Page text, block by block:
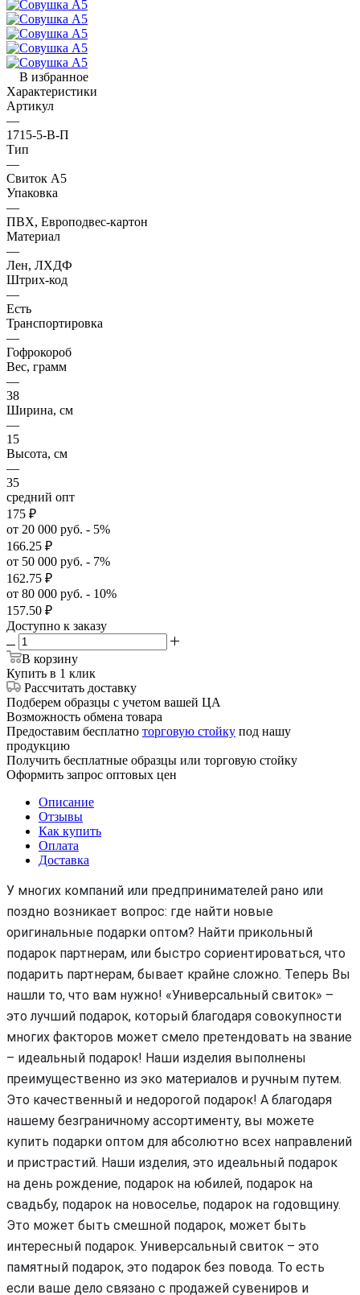
В избранное
Характеристики
Артикул
—
1715-5-В-П
Тип
—
Свиток А5
Упаковка
—
ПВХ, Европодвес-картон
Материал
—
Лен, ЛХДФ
Штрих-код
—
Есть
Транспортировка
—
Гофрокороб
Вес, грамм
—
38
Ширина, см
—
15
Высота, см
—
35
средний опт
175 ₽
от 20 000 руб. - 5%
166.25 ₽
от 50 000 руб. - 7%
162.75 ₽
от 80 000 руб. - 10%
157.50 ₽
Доступно к заказу
В корзину
Купить в 1 клик
Рассчитать доставку
Подберем образцы с учетом вашей ЦА
Возможность обмена товара
Предоставим бесплатно торговую стойку под нашу
продукцию
Получить бесплатные образцы или торговую стойку
Оформить запрос оптовых цен
Описание
Отзывы
Как купить
Оплата
Доставка
У многих компаний или предпринимателей рано или
поздно возникает вопрос: где найти новые
оригинальные подарки оптом? Найти прикольный
подарок партнерам, или быстро сориентироваться, что
подарить партнерам, бывает крайне сложно. Теперь Вы
нашли то, что вам нужно! «Универсальный свиток» –
это лучший подарок, который благодаря совокупности
многих факторов может смело претендовать на звание
– идеальный подарок! Наши изделия выполнены
преимущественно из эко материалов и ручным путем.
Это качественный и недорогой подарок! А благодаря
нашему безграничному ассортименту, вы можете
купить подарки оптом для абсолютно всех направлений
и пристрастий. Наши изделия, это идеальный подарок
на день рождение, подарок на юбилей, подарок на
свадьбу, подарок на новоселье, подарок на годовщину.
Это может быть смешной подарок, может быть
интересный подарок. Универсальный свиток – это
памятный подарок, это подарок без повода. То есть
если ваше дело связано с продажей сувениров и